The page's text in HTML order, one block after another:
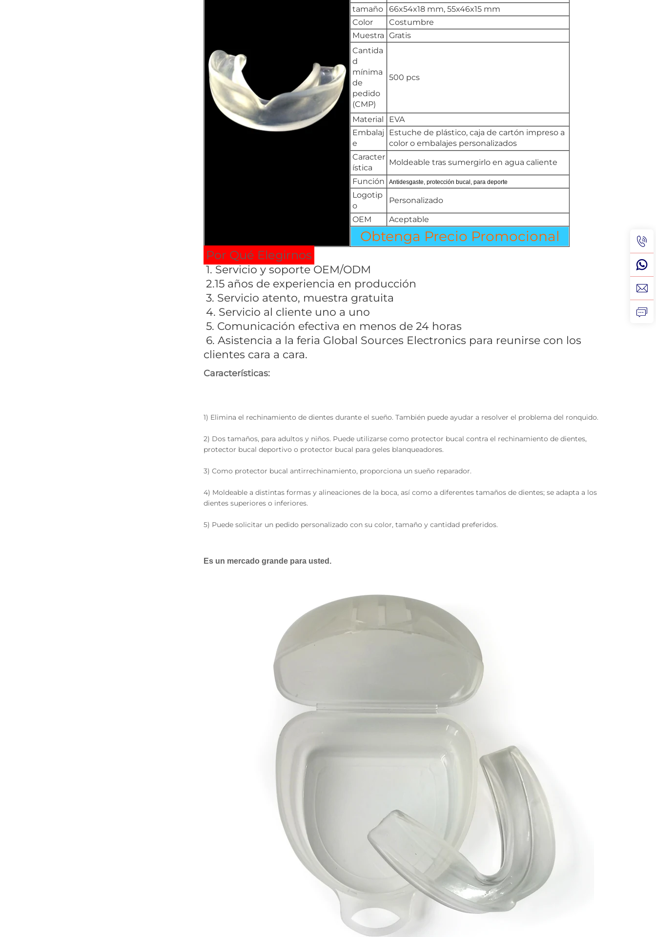
tamaño
66x54x18 mm, 55x46x15 mm
Color
Costumbre
Muestra Gratis
Cantida
d
mínima
de
pedido
(CMP)
500 pcs
Material
EVA
Embalaj
e
Estuche de plástico, caja de cartón impreso a
color o embalajes personalizados
Caracter
ística
Moldeable tras sumergirlo en agua caliente
Función Antidesgaste, protección bucal, para deporte
Logotip
o
Personalizado
OEM Aceptable
Obtenga Precio Promocional
Por Qué Elegirnos
1. Servicio y soporte OEM/ODM
2.15 años de experiencia en producción
3. Servicio atento, muestra gratuita
4. Servicio al cliente uno a uno
5. Comunicación efectiva en menos de 24 horas
6. Asistencia a la feria Global Sources Electronics para reunirse con los
clientes cara a cara.
Características:
1) Elimina el rechinamiento de dientes durante el sueño. También puede ayudar a resolver el problema del ronquido.
2) Dos tamaños, para adultos y niños. Puede utilizarse como protector bucal contra el rechinamiento de dientes,
protector bucal deportivo o protector bucal para geles blanqueadores.
3) Como protector bucal antirrechinamiento, proporciona un sueño reparador.
4) Moldeable a distintas formas y alineaciones de la boca, así como a diferentes tamaños de dientes; se adapta a los
dientes superiores o inferiores.
5) Puede solicitar un pedido personalizado con su color, tamaño y cantidad preferidos.
Es un mercado grande para usted.